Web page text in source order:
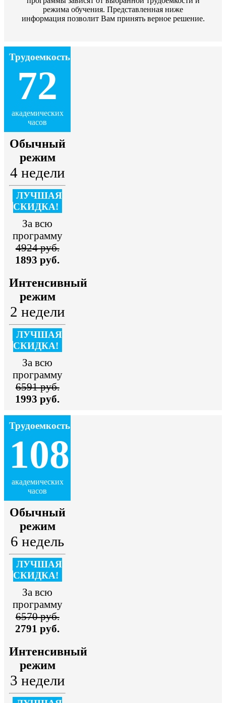
режима обучения. Представленная ниже
информация позволит Вам принять верное решение.
Трудоемкость
72
академических
часов
Обычный
режим
4 недели
ЛУЧШАЯ
СКИДКА!
За всю
программу
4924 руб.
1893 руб.
Интенсивный
режим
2 недели
ЛУЧШАЯ
СКИДКА!
За всю
программу
6591 руб.
1993 руб.
Трудоемкость
108
академических
часов
Обычный
режим
6 недель
ЛУЧШАЯ
СКИДКА!
За всю
программу
6570 руб.
2791 руб.
Интенсивный
режим
3 недели